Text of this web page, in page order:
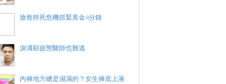
搶救猝死危機抓緊黃金4分鐘
淚溝顯疲態醫師也難逃
內褲地方總是濕濕的？女生褲底上液